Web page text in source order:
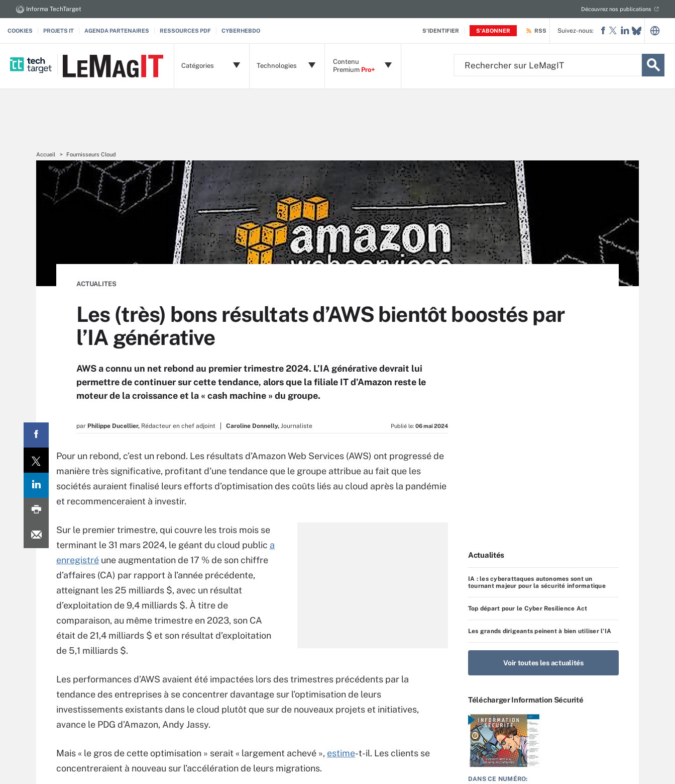
S'IDENTIFIER S'ABONNER
Informa TechTarget Découvrez nos publications
COOKIES PROJETS IT AGENDA PARTENAIRES RESSOURCES PDF CYBERHEBDO RSS
Catégories Technologies
Contenu
Premium Pro+
Suivez-nous:
Accueil Fournisseurs Cloud
ACTUALITES
Les (très) bons résultats d’AWS bientôt boostés par
l’IA générative
AWS a connu un net rebond au premier trimestre 2024. L’IA générative devrait lui
permettre de continuer sur cette tendance, alors que la filiale IT d’Amazon reste le
moteur de la croissance et la « cash machine » du groupe.
par Philippe Ducellier, Rédacteur en chef adjoint Caroline Donnelly, Journaliste Publié le: 06 mai 2024
Pour un rebond, c’est un rebond. Les résultats d’Amazon Web Services (AWS) ont progressé de
manière très significative, profitant d’une tendance que le groupe attribue au fait que les
sociétés auraient finalisé leurs efforts d’optimisation des coûts liés au cloud après la pandémie
et recommenceraient à investir.
Sur le premier trimestre, qui couvre les trois mois se
terminant le 31 mars 2024, le géant du cloud public a
enregistré une augmentation de 17 % de son chiffre
d’affaires (CA) par rapport à l’année précédente,
atteignant les 25 milliards $, avec un résultat
d’exploitation de 9,4 milliards $. À titre de
comparaison, au même trimestre en 2023, son CA
était de 21,4 milliards $ et son résultat d’exploitation
de 5,1 milliards $.
Les performances d’AWS avaient été impactées lors des trimestres précédents par la
tendance des entreprises à se concentrer davantage sur l’optimisation de leurs
investissements existants dans le cloud plutôt que sur de nouveaux projets et initiatives,
avance le PDG d’Amazon, Andy Jassy.
Mais « le gros de cette optimisation » serait « largement achevé », estime-t-il. Les clients se
concentreraient à nouveau sur l’accélération de leurs migrations.
Actualités
IA : les cyberattaques autonomes sont un
tournant majeur pour la sécurité informatique
Top départ pour le Cyber Resilience Act
Les grands dirigeants peinent à bien utiliser l’IA
Voir toutes les actualités
Télécharger Information Sécurité
DANS CE NUMÉRO: